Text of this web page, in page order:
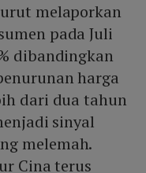
melaporkan
pada Juli
dibandingkan
harga
dari dua tahun
sinyal
melemah.
Cina terus